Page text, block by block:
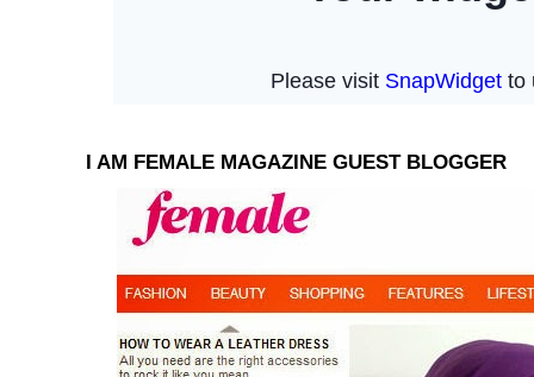
I AM FEMALE MAGAZINE GUEST BLOGGER